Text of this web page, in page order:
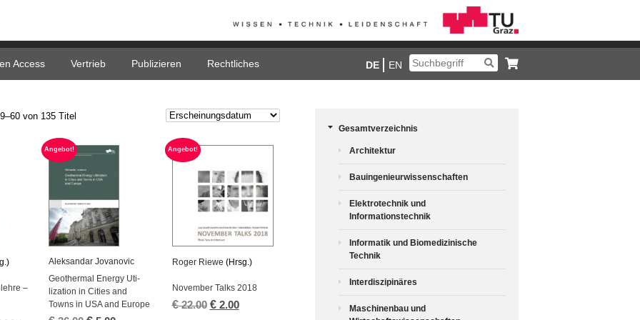
Access Vertrieb Publizieren Rechtliches DE EN
von 135 Titel
–
An­ge­bot!
Aleksan­dar Jo­va­no­vic
Geo­ther­mal En­er­gy Uti­
liza­t­i­on in Ci­ties and
Towns in USA and Eu­ro­pe
An­ge­bot!
Roger Riewe (Hrsg.)
No­vem­ber Talks 2018
€22.00 Ur­
€2.00Ak­
Gesamtverzeichnis
Architektur
Bauingenieurwissenschaften
Elektrotechnik und
Informationstechnik
Informatik und Biomedizinische
Technik
Interdiszipinäres
Maschinenbau und